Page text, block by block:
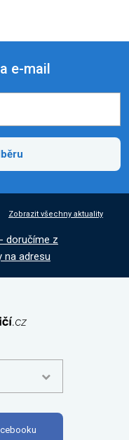
e-mail
Zobrazit všechny aktuality
doručíme z
na adresu